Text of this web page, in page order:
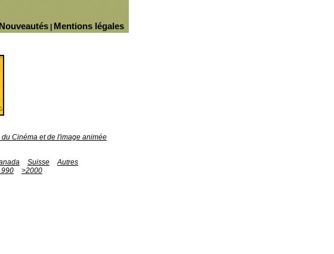
Mentions légales
Nouveautés
Cinéma et de l'image animée
Suisse
Autres
>2000